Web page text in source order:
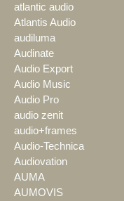
atlantic audio
Atlantis Audio
audiluma
Audinate
Audio Export
Audio Music
Audio Pro
audio zenit
audio+frames
Audio-Technica
Audiovation
AUMA
AUMOVIS